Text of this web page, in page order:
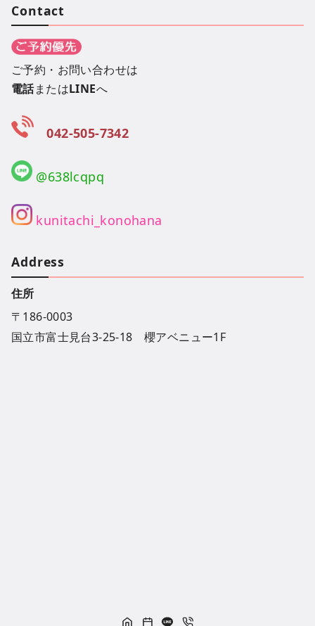
Contact
ご予約・お問い合わせは
電話またはLINEへ
042-505-7342
@638lcqpq
kunitachi_konohana
Address
住所
〒186-0003
国立市富士見台3-25-18 櫻アベニュー1F